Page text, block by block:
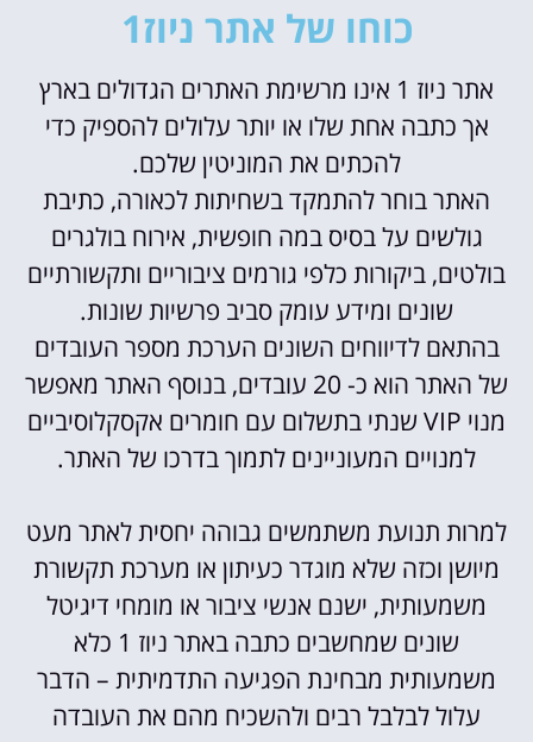
כוחו של אתר ניוז1
אתר ניוז 1 אינו מרשימת האתרים הגדולים בארץ
אך כתבה אחת שלו או יותר עלולים להספיק כדי
להכתים את המוניטין שלכם.
האתר בוחר להתמקד בשחיתות לכאורה, כתיבת
גולשים על בסיס במה חופשית, אירוח בולגרים
בולטים, ביקורות כלפי גורמים ציבוריים ותקשורתיים
שונים ומידע עומק סביב פרשיות שונות.
בהתאם לדיווחים השונים הערכת מספר העובדים
של האתר הוא כ- 20 עובדים, בנוסף האתר מאפשר
מנוי VIP שנתי בתשלום עם חומרים אקסקלוסיביים
למנויים המעוניינים לתמוך בדרכו של האתר.
למרות תנועת משתמשים גבוהה יחסית לאתר מעט
מיושן וכזה שלא מוגדר כעיתון או מערכת תקשורת
משמעותית, ישנם אנשי ציבור או מומחי דיגיטל
שונים שמחשבים כתבה באתר ניוז 1 כלא
משמעותית מבחינת הפגיעה התדמיתית – הדבר
עלול לבלבל רבים ולהשכיח מהם את העובדה